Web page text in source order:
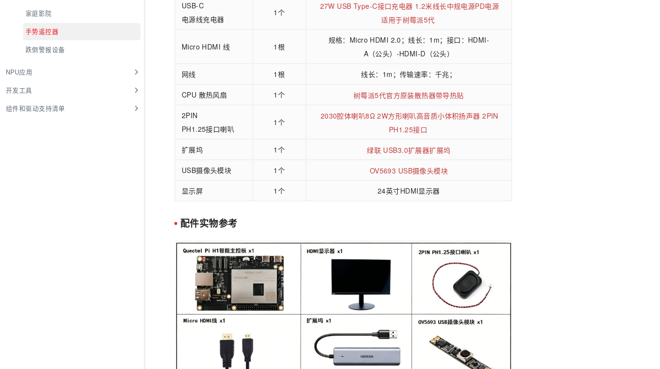
家庭影院
手势遥控器
跌倒警报设备
NPU应用
开发工具
组件和驱动支持清单
USB-C
电源线充电器
1个
27W USB Type-C接口充电器 1.2米线长中规电源PD电源
适用于树莓派5代
Micro HDMI 线 1根
规格：Micro HDMI 2.0；线长：1m；接口：HDMI-
A（公头）-HDMI-D（公头）
网线 1根 线长：1m；传输速率：千兆；
CPU 散热风扇 1个 树莓派5代官方原装散热器带导热贴
2PIN
PH1.25接口喇叭
1个
2030腔体喇叭8Ω 2W方形喇叭高音质小体积扬声器 2PIN
PH1.25接口
扩展坞 1个 绿联 USB3.0扩展器扩展坞
USB摄像头模块 1个 OV5693 USB摄像头模块
显示屏 1个 24英寸HDMI显示器
配件实物参考